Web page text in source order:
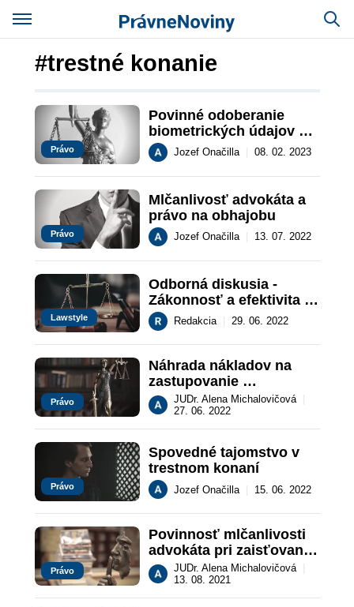
#trestné konanie
Právo
Povinné odoberanie
biometrických údajov v
trestnom konaní
Jozef Onačilla 08. 02. 2023
Právo
Mlčanlivosť advokáta a
právo na obhajobu
Jozef Onačilla 13. 07. 2022
Lawstyle
Odborná diskusia -
Zákonnosť a efektivita
trestného konania
Redakcia 29. 06. 2022
Právo
Náhrada nákladov na
zastupovanie
advokátom v trestnom
konaní
JUDr. Alena Michalovičová
27. 06. 2022
Právo
Spovedné tajomstvo v
trestnom konaní
Jozef Onačilla 15. 06. 2022
Právo
Povinnosť mlčanlivosti
advokáta pri zaisťovaní
listínJUDr. Alena Michalovičová
13. 08. 2021